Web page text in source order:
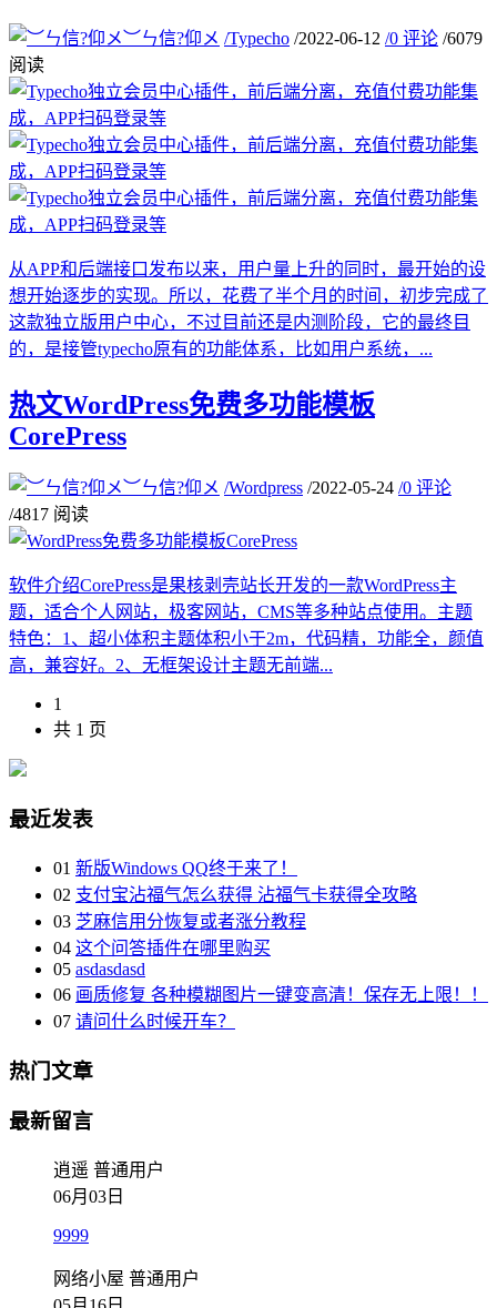
︶ㄣ信?仰メ /Typecho /2022-06-12 /0 评论 /6079
阅读
从APP和后端接口发布以来，用户量上升的同时，最开始的设
想开始逐步的实现。所以，花费了半个月的时间，初步完成了
这款独立版用户中心，不过目前还是内测阶段，它的最终目
的，是接管typecho原有的功能体系，比如用户系统，...
热文WordPress免费多功能模板
CorePress
︶ㄣ信?仰メ /Wordpress /2022-05-24 /0 评论
/4817 阅读
软件介绍CorePress是果核剥壳站长开发的一款WordPress主
题，适合个人网站，极客网站，CMS等多种站点使用。主题
特色：1、超小体积主题体积小于2m，代码精，功能全，颜值
高，兼容好。2、无框架设计主题无前端...
1
共 1 页
最近发表
01 新版Windows QQ终于来了！
02 支付宝沾福气怎么获得 沾福气卡获得全攻略
03 芝麻信用分恢复或者涨分教程
04 这个问答插件在哪里购买
05 asdasdasd
06 画质修复 各种模糊图片一键变高清！保存无上限！！
07 请问什么时候开车？
热门文章
最新留言
逍遥 普通用户
06月03日
9999
网络小屋 普通用户